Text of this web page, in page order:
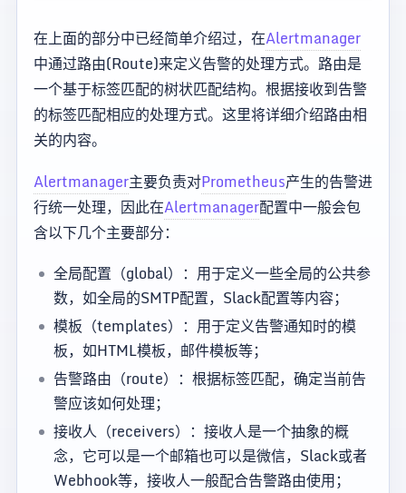
在上面的部分中已经简单介绍过，在Alertmanager
中通过路由(Route)来定义告警的处理方式。路由是
一个基于标签匹配的树状匹配结构。根据接收到告警
的标签匹配相应的处理方式。这里将详细介绍路由相
关的内容。
Alertmanager主要负责对Prometheus产生的告警进
行统一处理，因此在Alertmanager配置中一般会包
含以下几个主要部分：
全局配置（global）：用于定义一些全局的公共参
数，如全局的SMTP配置，Slack配置等内容；
模板（templates）：用于定义告警通知时的模
板，如HTML模板，邮件模板等；
告警路由（route）：根据标签匹配，确定当前告
警应该如何处理；
接收人（receivers）：接收人是一个抽象的概
念，它可以是一个邮箱也可以是微信，Slack或者
Webhook等，接收人一般配合告警路由使用；